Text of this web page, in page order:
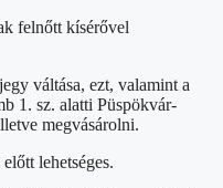
felnőtt kísérővel
váltása, ezt, valamint a
1. sz. alatti Püspökvár-
megvásárolni.
lehetséges.